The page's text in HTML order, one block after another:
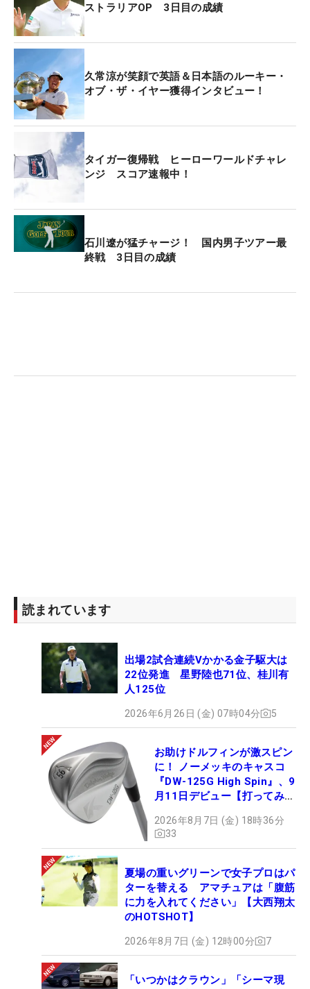
ストラリアOP 3日目の成績
久常涼が笑顔で英語＆日本語のルーキー・
オブ・ザ・イヤー獲得インタビュー！
タイガー復帰戦 ヒーローワールドチャレ
ンジ スコア速報中！
石川遼が猛チャージ！ 国内男子ツアー最
終戦 3日目の成績
読まれています
出場2試合連続Vかかる金子駆大は
22位発進 星野陸也71位、桂川有
人125位
2026年6月26日 (金) 07時04分 5
お助けドルフィンが激スピン
に！ ノーメッキのキャスコ
『DW-125G High Spin』、9
月11日デビュー【打ってみ
2026年8月7日 (金) 18時36分
33
夏場の重いグリーンで女子プロはパ
ターを替える アマチュアは「腹筋
に力を入れてください」【大西翔太
のHOTSHOT】
2026年8月7日 (金) 12時00分 7
「いつかはクラウン」「シーマ現